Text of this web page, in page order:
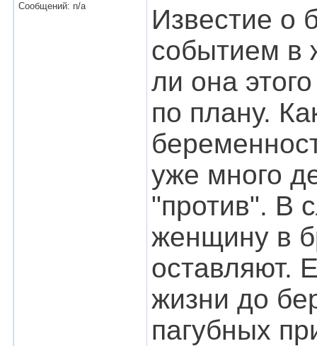
Сообщений: n/a
Известие о
событием в
ли она
по плану.
уже много
"против". В
женщину в
оставляют.
жизни до
пагубных